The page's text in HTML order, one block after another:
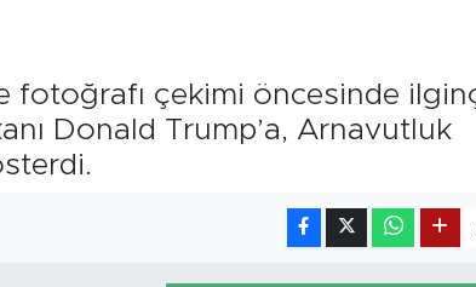
fotoğrafı çekimi öncesinde
Donald Trump’a, Arnavutluk